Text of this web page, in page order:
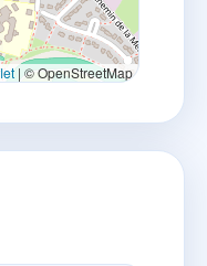
| © OpenStreetMap